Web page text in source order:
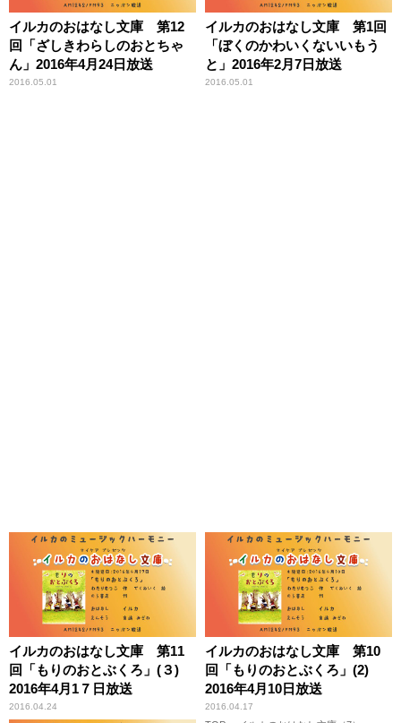
イルカのおはなし文庫 第12
回「ざしきわらしのおとちゃ
ん」2016年4月24日放送
2016.05.01
イルカのおはなし文庫 第1回
「ぼくのかわいくないいもう
と」2016年2月7日放送
2016.05.01
イルカのおはなし文庫 第11
回「もりのおとぶくろ」(３)
2016年4月1７日放送
2016.04.24
イルカのおはなし文庫 第10
回「もりのおとぶくろ」(2)
2016年4月10日放送
2016.04.17